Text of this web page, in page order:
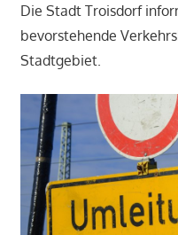
Die Stadt Troisdorf
bevorstehende
Stadtgebiet.